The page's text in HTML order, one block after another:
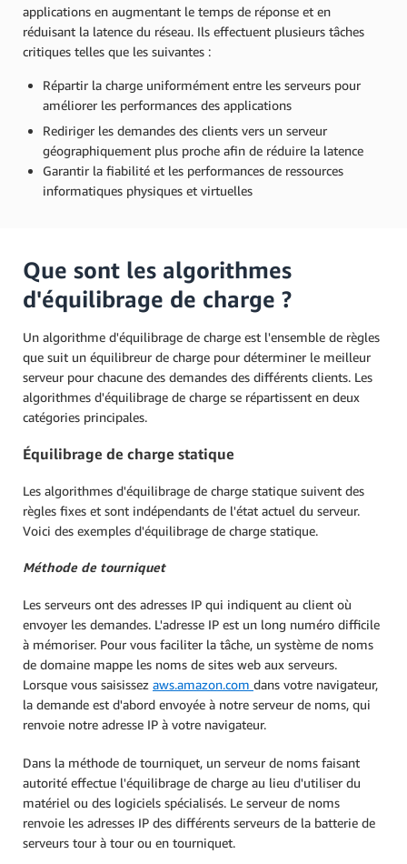
applications en augmentant le temps de réponse et en
réduisant la latence du réseau. Ils effectuent plusieurs tâches
critiques telles que les suivantes :
Répartir la charge uniformément entre les serveurs pour
améliorer les performances des applications
Rediriger les demandes des clients vers un serveur
géographiquement plus proche afin de réduire la latence
Garantir la fiabilité et les performances de ressources
informatiques physiques et virtuelles
Que sont les algorithmes
d'équilibrage de charge ?
Un algorithme d'équilibrage de charge est l'ensemble de règles
que suit un équilibreur de charge pour déterminer le meilleur
serveur pour chacune des demandes des différents clients. Les
algorithmes d'équilibrage de charge se répartissent en deux
catégories principales.
Équilibrage de charge statique
Les algorithmes d'équilibrage de charge statique suivent des
règles fixes et sont indépendants de l'état actuel du serveur.
Voici des exemples d'équilibrage de charge statique.
Méthode de tourniquet
Les serveurs ont des adresses IP qui indiquent au client où
envoyer les demandes. L'adresse IP est un long numéro difficile
à mémoriser. Pour vous faciliter la tâche, un système de noms
de domaine mappe les noms de sites web aux serveurs.
Lorsque vous saisissez aws.amazon.com dans votre navigateur,
la demande est d'abord envoyée à notre serveur de noms, qui
renvoie notre adresse IP à votre navigateur.
Dans la méthode de tourniquet, un serveur de noms faisant
autorité effectue l'équilibrage de charge au lieu d'utiliser du
matériel ou des logiciels spécialisés. Le serveur de noms
renvoie les adresses IP des différents serveurs de la batterie de
serveurs tour à tour ou en tourniquet.